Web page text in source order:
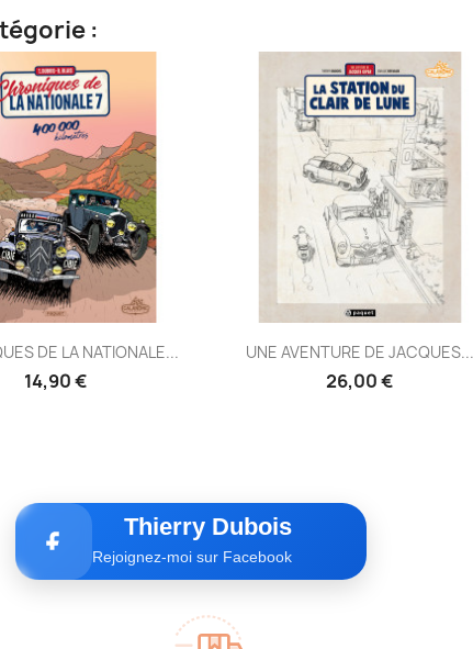
:
Aperçu rapide
DE LA NATIONALE...
14,90 €
Aperçu rapide
UNE AVENTURE DE JACQUES...
26,00 €
Thierry Dubois
Rejoignez-moi sur Facebook